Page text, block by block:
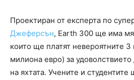
Проектиран от експерта по
Джеферсън, Earth 300 ще има
които ще платят невероятните
милиона евро) за удоволствието
на яхтата. Учените и студентите